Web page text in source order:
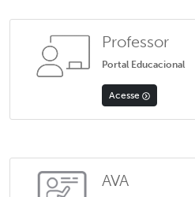
Professor
Portal Educacional
Acesse
AVA